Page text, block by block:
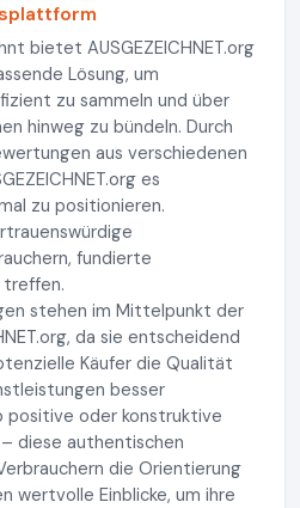
bietet AUSGEZEICHNET.org
Lösung, um
zu sammeln und über
hinweg zu bündeln. Durch
aus verschiedenen
es
zu positionieren.
fundierte
treffen.
stehen im Mittelpunkt der
da sie entscheidend
Käufer die Qualität
besser
positive oder konstruktive
diese authentischen
die Orientierung
wertvolle Einblicke, um ihre